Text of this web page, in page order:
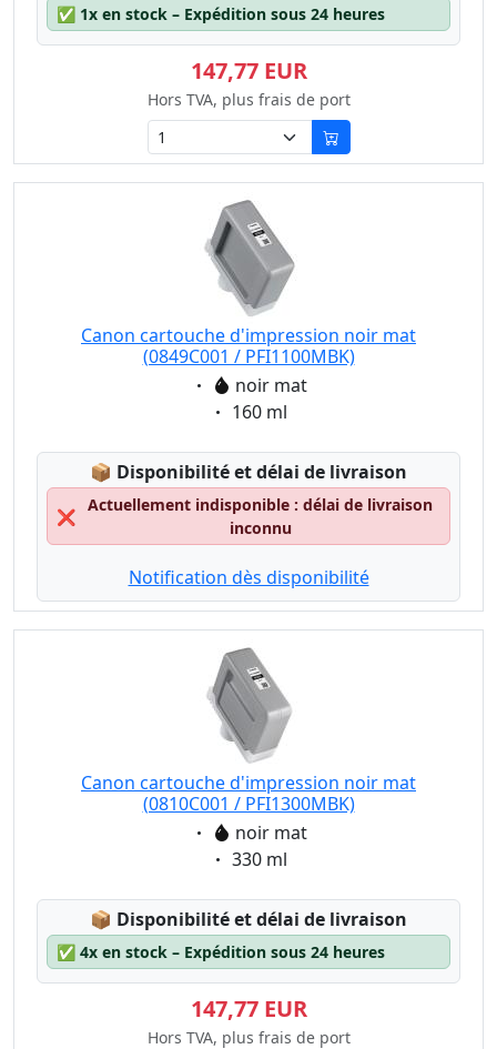
✅ 1x en stock – Expédition sous 24 heures
147,77 EUR
Hors TVA, plus frais de port
Canon cartouche d'impression noir mat
(0849C001 / PFI1100MBK)
Eigenschaft:
noir mat
Eigenschaft:
160 ml
📦 Lagerstatus:
Disponibilité et délai de livraison
❌
Actuellement indisponible : délai de livraison
inconnu
Notification dès disponibilité
Canon cartouche d'impression noir mat
(0810C001 / PFI1300MBK)
Eigenschaft:
noir mat
Eigenschaft:
330 ml
📦 Lagerstatus:
Disponibilité et délai de livraison
✅ 4x en stock – Expédition sous 24 heures
147,77 EUR
Hors TVA, plus frais de port